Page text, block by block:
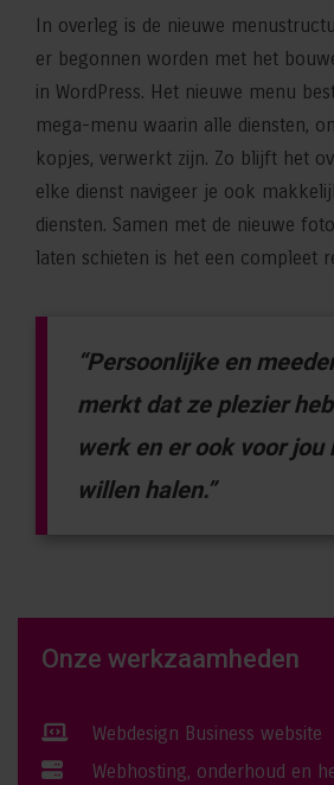
In overleg is de nieuwe
er begonnen worden met het
in WordPress. Het nieuwe menu
mega-menu waarin alle diensten,
kopjes, verwerkt zijn. Zo blijft het
elke dienst navigeer je ook
diensten. Samen met de nieuwe
laten schieten is het een compleet
“Persoonlijke en
merkt dat ze plezier
werk en er ook voor
willen halen.”
Onze werkzaamheden
Webdesign Business website
Webhosting, onderhoud en